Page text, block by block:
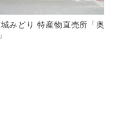
みどり 特産物直売所「奥